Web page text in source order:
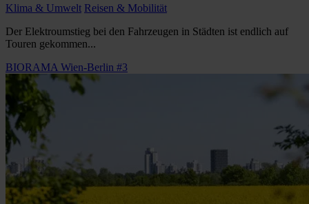
Klima & Umwelt Reisen & Mobilität
Der Elektroumstieg bei den Fahrzeugen in Städten ist endlich auf
Touren gekommen...
BIORAMA Wien-Berlin #3